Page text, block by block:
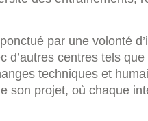
par une volonté
d’autres centres tels que
techniques et
son projet, où chaque